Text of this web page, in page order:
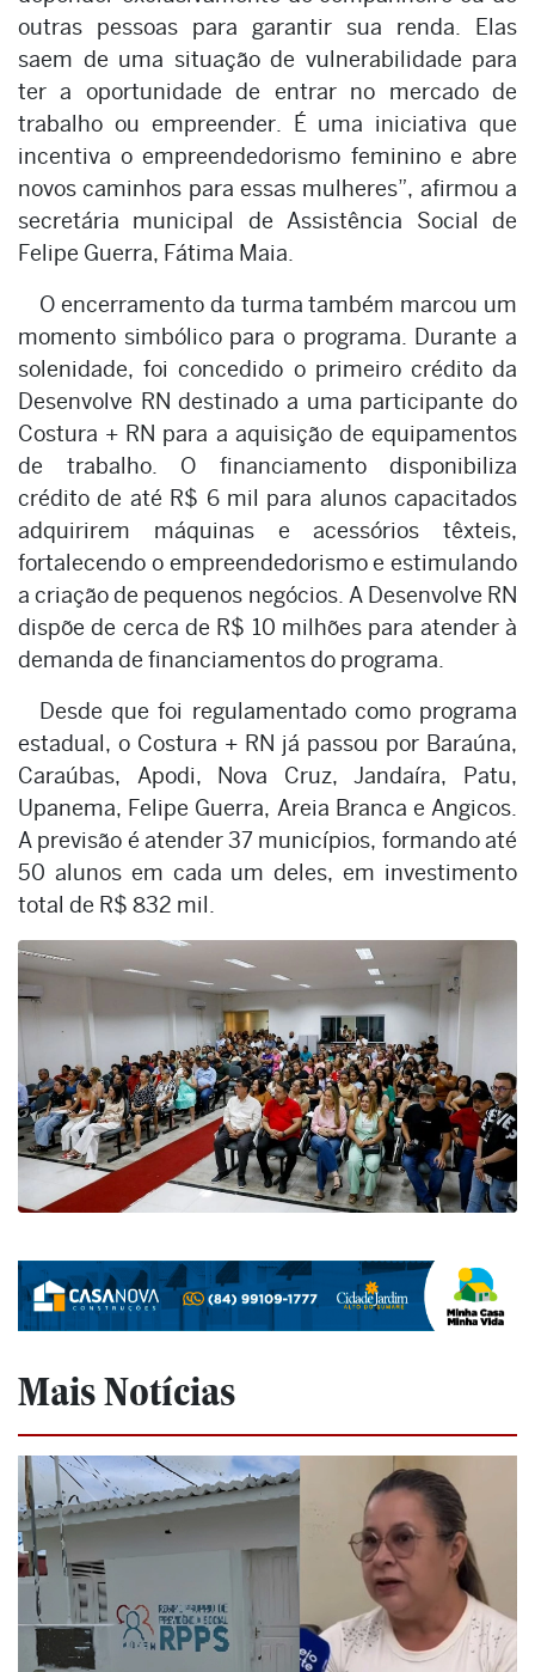
outras pessoas para garantir sua renda. Elas
saem de uma situação de vulnerabilidade para
ter a oportunidade de entrar no mercado de
trabalho ou empreender. É uma iniciativa que
incentiva o empreendedorismo feminino e abre
novos caminhos para essas mulheres”, afirmou a
secretária municipal de Assistência Social de
Felipe Guerra, Fátima Maia.
O encerramento da turma também marcou um
momento simbólico para o programa. Durante a
solenidade, foi concedido o primeiro crédito da
Desenvolve RN destinado a uma participante do
Costura + RN para a aquisição de equipamentos
de trabalho. O financiamento disponibiliza
crédito de até R$ 6 mil para alunos capacitados
adquirirem máquinas e acessórios têxteis,
fortalecendo o empreendedorismo e estimulando
a criação de pequenos negócios. A Desenvolve RN
dispõe de cerca de R$ 10 milhões para atender à
demanda de financiamentos do programa.
Desde que foi regulamentado como programa
estadual, o Costura + RN já passou por Baraúna,
Caraúbas, Apodi, Nova Cruz, Jandaíra, Patu,
Upanema, Felipe Guerra, Areia Branca e Angicos.
A previsão é atender 37 municípios, formando até
50 alunos em cada um deles, em investimento
total de R$ 832 mil.
Mais Notícias